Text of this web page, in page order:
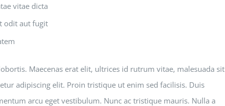
vitae dicta
odit aut fugit
Maecenas erat elit, ultrices id rutrum vitae, malesuada sit
adipiscing elit. Proin tristique ut enim sed facilisis. Duis
arcu eget vestibulum. Nunc ac tristique mauris. Nulla a